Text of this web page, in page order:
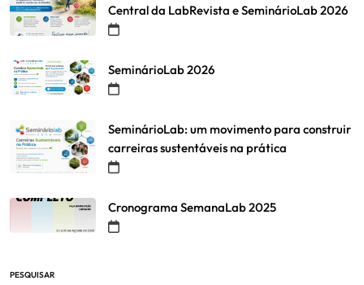
Central da LabRevista e SeminárioLab 2026
SeminárioLab 2026
SeminárioLab: um movimento para construir
carreiras sustentáveis na prática
Cronograma SemanaLab 2025
PESQUISAR